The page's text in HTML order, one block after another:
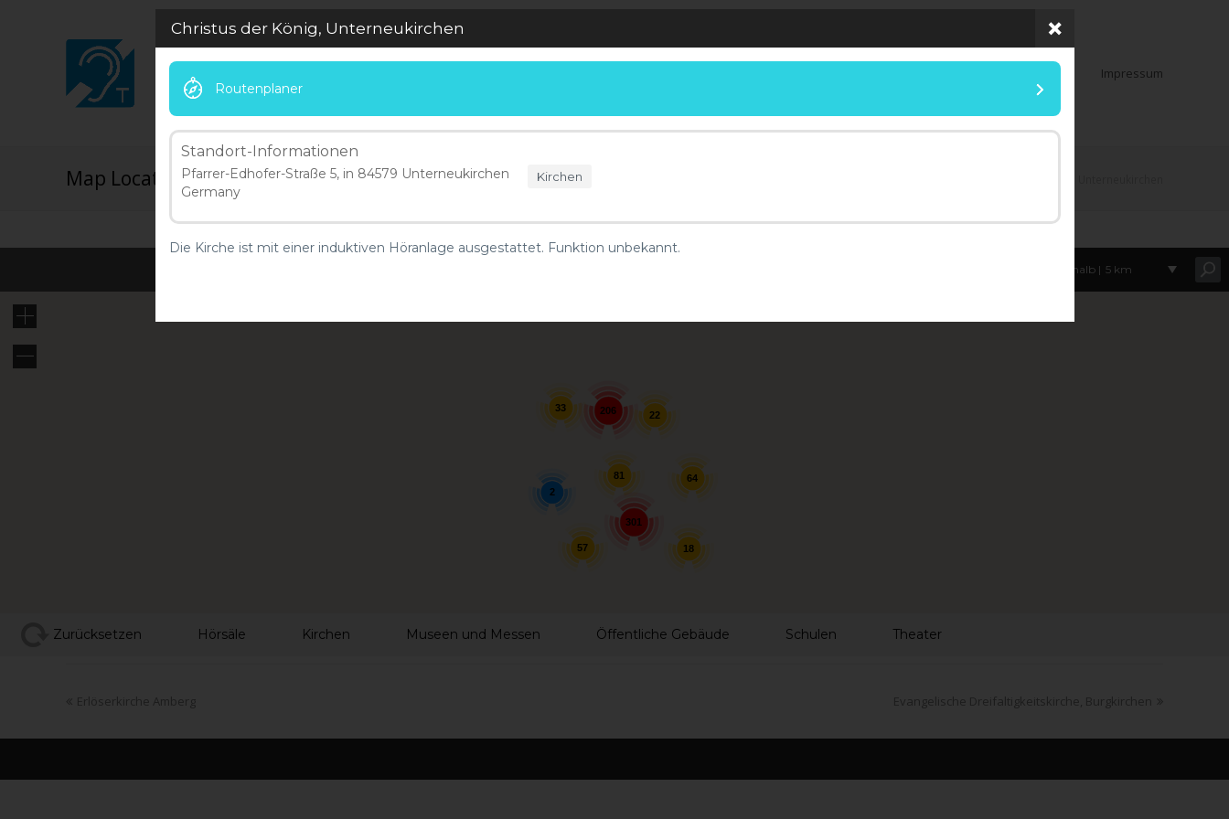
Datenschutz Impressum
Map Locations
Innerhalb | 5 km
81
301
64
206
57
33
18
22
2
Zurücksetzen Hörsäle Kirchen Museen und Messen Öffentliche Gebäude Schulen Theater
Erlöserkirche Amberg Evangelische Dreifaltigkeitskirche, Burgkirchen
Christus der König, Unterneukirchen
Routenplaner
Standort-Informationen
Pfarrer-Edhofer-Straße 5, in 84579 Unterneukirchen
Germany
Kirchen
Die Kirche ist mit einer induktiven Höranlage ausgestattet. Funktion unbekannt.